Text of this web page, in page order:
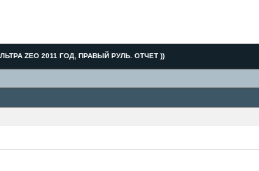
ZEO 2011 ГОД, ПРАВЫЙ РУЛЬ. ОТЧЕТ ))